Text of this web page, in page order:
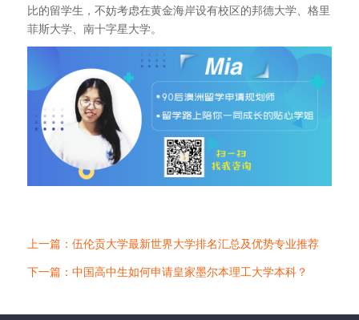
比的留学生，不妨考虑在黄金海岸设有校区的邦德大学、格里
菲斯大学、南十字星大学。
上一篇：伍伦贡大学最新世界大学排名汇总及优势专业推荐
下一篇：中国高中生如何申请皇家墨尔本理工大学本科？